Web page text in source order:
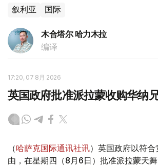
叙利亚 国际
木合塔尔 哈力木拉
编译
17:20, 07 8月 2026
英国政府批准派拉蒙收购华纳
（哈萨克国际通讯社讯）英国政府以符
由，在星期四（8月6日）批准派拉蒙天